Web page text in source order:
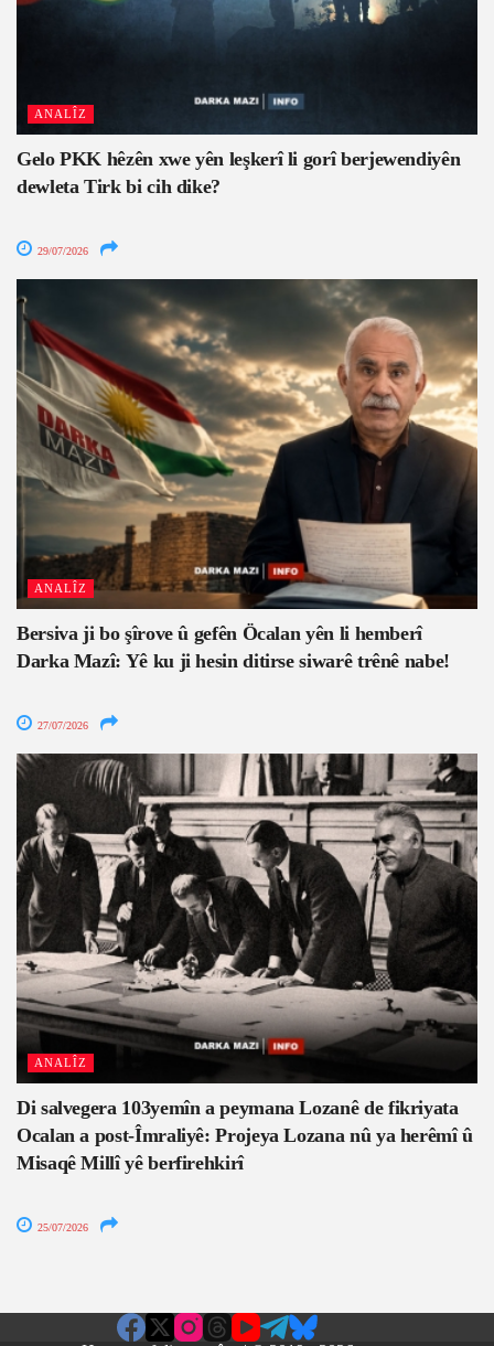
ANALÎZ
Gelo PKK hêzên xwe yên leşkerî li gorî berjewendiyên
dewleta Tirk bi cih dike?
29/07/2026
ANALÎZ
Bersiva ji bo şîrove û gefên Öcalan yên li hemberî
Darka Mazî: Yê ku ji hesin ditirse siwarê trênê nabe!
27/07/2026
ANALÎZ
Di salvegera 103yemîn a peymana Lozanê de fikriyata
Ocalan a post-Îmraliyê: Projeya Lozana nû ya herêmî û
Misaqê Millî yê berfirehkirî
25/07/2026